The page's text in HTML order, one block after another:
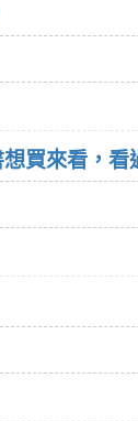
買來看，看